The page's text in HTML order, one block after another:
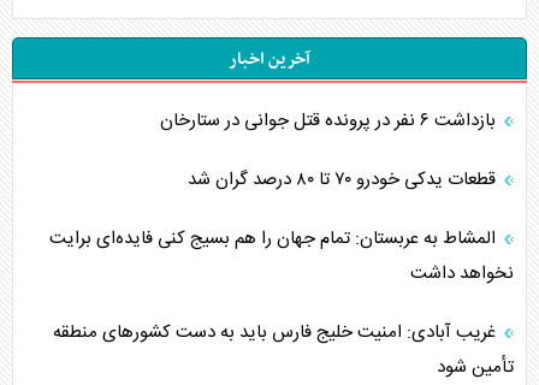
آخرین اخبار
بازداشت ۶ نفر در پرونده قتل جوانی در ستارخان
قطعات یدکی خودرو ۷۰ تا ۸۰ درصد گران شد
المشاط به عربستان: تمام جهان را هم بسیج کنی فایده‌ای برایت
نخواهد داشت
غریب آبادی: امنیت خلیج فارس باید به دست کشورهای منطقه
تأمین شود